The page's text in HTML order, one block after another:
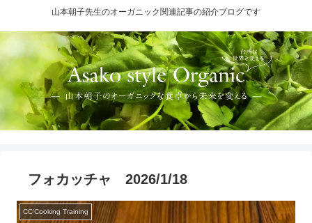
山本朝子先生のオーガニック関連記事の紹介ブログです
フォカッチャ 2026/1/18
CC'Cooking Training